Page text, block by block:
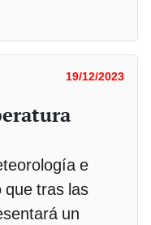
19/12/2023
e
que tras las
un